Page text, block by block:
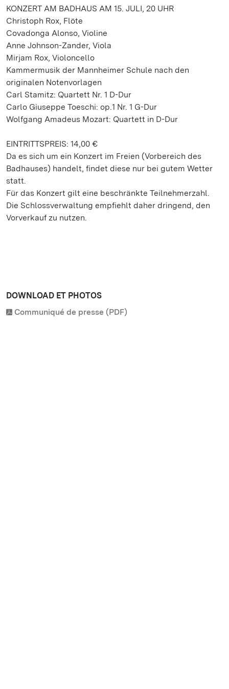
KONZERT AM BADHAUS AM 15. JULI, 20 UHR
Christoph Rox, Flöte
Covadonga Alonso, Violine
Anne Johnson-Zander, Viola
Mirjam Rox, Violoncello
Kammermusik der Mannheimer Schule nach den
originalen Notenvorlagen
Carl Stamitz: Quartett Nr. 1 D-Dur
Carlo Giuseppe Toeschi: op.1 Nr. 1 G-Dur
Wolfgang Amadeus Mozart: Quartett in D-Dur
EINTRITTSPREIS: 14,00 €
Da es sich um ein Konzert im Freien (Vorbereich des
Badhauses) handelt, findet diese nur bei gutem Wetter
statt.
Für das Konzert gilt eine beschränkte Teilnehmerzahl.
Die Schlossverwaltung empfiehlt daher dringend, den
Vorverkauf zu nutzen.
DOWNLOAD ET PHOTOS
Communiqué de presse (PDF)